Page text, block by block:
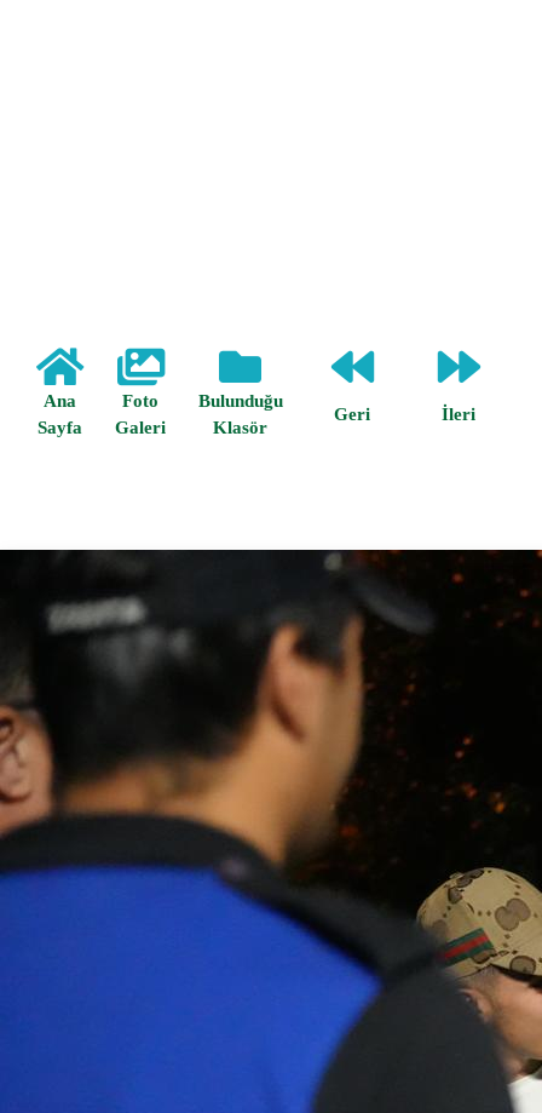
Ana
Sayfa
Foto
Galeri
Bulunduğu
Klasör
Geri İleri